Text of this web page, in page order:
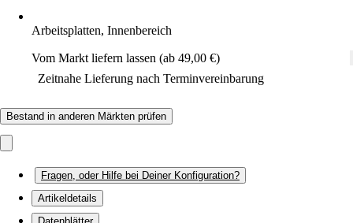
Arbeitsplatten, Innenbereich
Vom Markt liefern lassen (ab 49,00 €)
Zeitnahe Lieferung nach Terminvereinbarung
Bestand in anderen Märkten prüfen
Fragen, oder Hilfe bei Deiner Konfiguration?
Artikeldetails